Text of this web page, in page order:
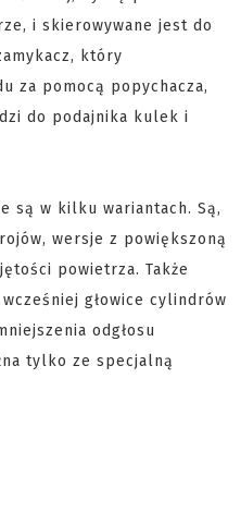
i skierowywane jest do
który
za pomocą popychacza,
do podajnika kulek i
są w kilku wariantach. Są,
wersje z powiększoną
powietrza. Także
głowice cylindrów
odgłosu
tylko ze specjalną